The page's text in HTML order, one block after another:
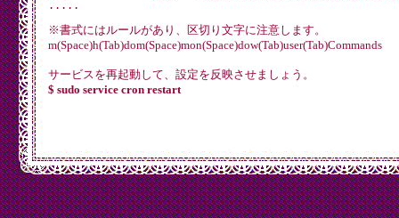
※書式にはルールがあり、区切り文字に注意します。
m(Space)h(Tab)dom(Space)mon(Space)dow(Tab)user(Tab)Commands
サービスを再起動して、設定を反映させましょう。
$ sudo service cron restart